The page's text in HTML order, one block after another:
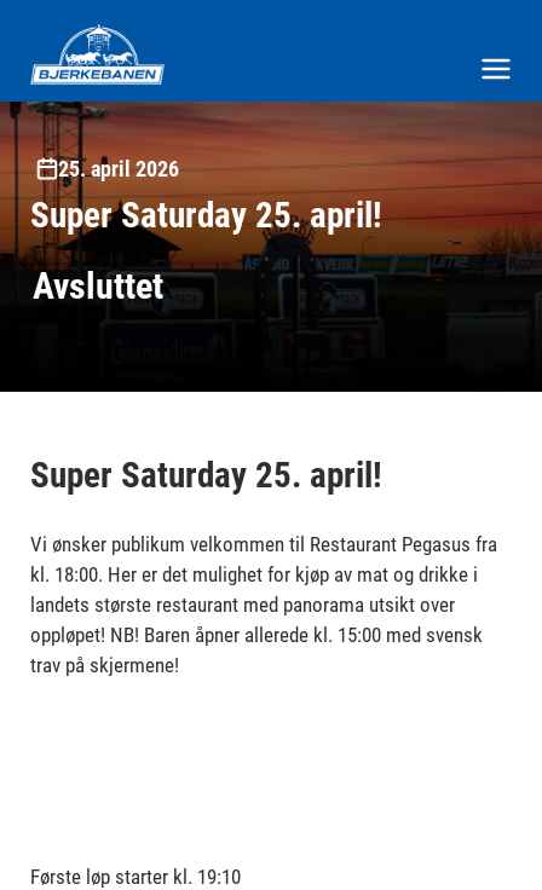
25. april 2026
Super Saturday 25. april!
Avsluttet
Super Saturday 25. april!
Vi ønsker publikum velkommen til Restaurant Pegasus fra
kl. 18:00. Her er det mulighet for kjøp av mat og drikke i
landets største restaurant med panorama utsikt over
oppløpet! NB! Baren åpner allerede kl. 15:00 med svensk
trav på skjermene!
Første løp starter kl. 19:10